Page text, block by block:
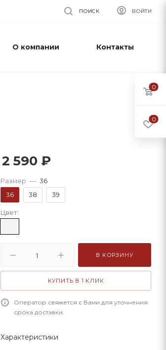
ВОЙТИ
ПОИСК
О компании Контакты
2 590 ₽
Размер — 36
36
38 39
Цвет:
В КОРЗИНУ
КУПИТЬ В 1 КЛИК
Оператор свяжется с Вами для уточнения
срока доставки.
Характеристики
0
0